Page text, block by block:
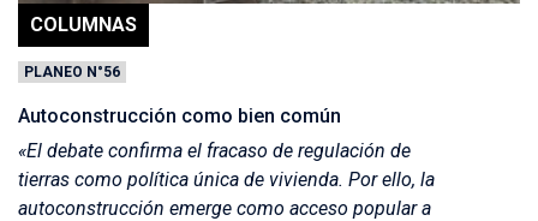
COLUMNAS
PLANEO N°56
Autoconstrucción como bien común
«El debate confirma el fracaso de regulación de
tierras como política única de vivienda. Por ello, la
autoconstrucción emerge como acceso popular a